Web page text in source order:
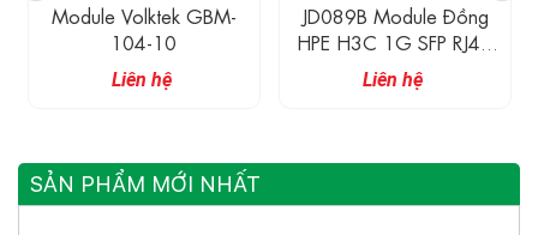
Module Volktek GBM-
104-10
Liên hệ
JD089B Module Đồng
HPE H3C 1G SFP RJ45
Transceiver 100M
Liên hệ
SẢN PHẨM MỚI NHẤT